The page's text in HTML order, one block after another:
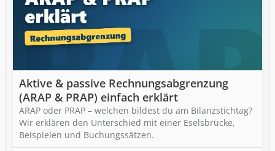
Aktive & passive Rechnungsabgrenzung
(ARAP & PRAP) einfach erklärt
ARAP oder PRAP – welchen bildest du am Bilanzstichtag?
Wir erklären den Unterschied mit einer Eselsbrücke,
Beispielen und Buchungssätzen.